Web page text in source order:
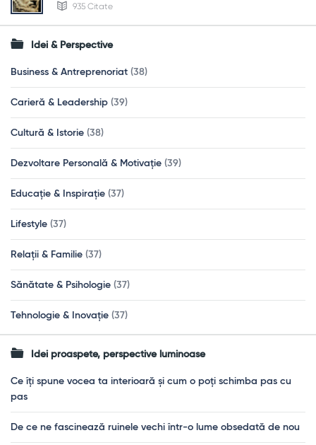
935 Citate
Idei & Perspective
Business & Antreprenoriat (38)
Carieră & Leadership (39)
Cultură & Istorie (38)
Dezvoltare Personală & Motivație (39)
Educație & Inspirație (37)
Lifestyle (37)
Relații & Familie (37)
Sănătate & Psihologie (37)
Tehnologie & Inovație (37)
Idei proaspete, perspective luminoase
Ce îți spune vocea ta interioară și cum o poți schimba pas cu
pas
De ce ne fascinează ruinele vechi într-o lume obsedată de nou